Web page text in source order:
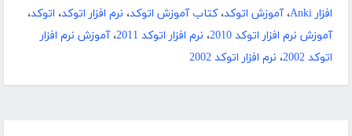
افزار Anki
،آموزش اتوکد،کتاب آموزش اتوکد، نرم افزار اتوکد، اتوکد،
آموزش نرم افزار اتوکد 2010
، نرم افزار اتوکد 2011 ،آموزش نرم افزار
اتوکد 2002
، نرم افزار اتوکد 2002